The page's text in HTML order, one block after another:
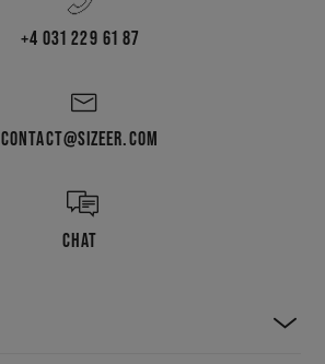
+4 031 229 61 87
CONTACT@SIZEER.COM
CHAT